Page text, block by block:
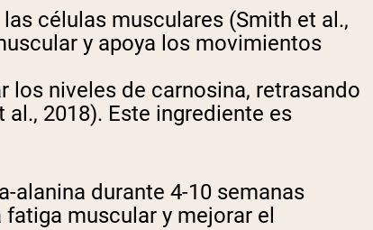
células musculares (Smith et al.,
y apoya los movimientos
niveles de carnosina, retrasando
2018). Este ingrediente es
alanina durante 4-10 semanas
muscular y mejorar el